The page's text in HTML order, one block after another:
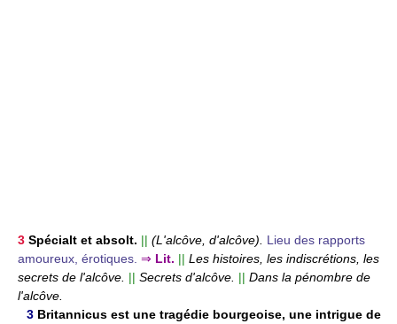
3 Spécialt et absolt. || (L'alcôve, d'alcôve).
Lieu des rapports
amoureux, érotiques. ⇒ Lit. || Les histoires, les indiscrétions, les
secrets de l'alcôve. || Secrets d'alcôve. || Dans la pénombre de
l'alcôve.
3 Britannicus est une tragédie bourgeoise, une intrigue de